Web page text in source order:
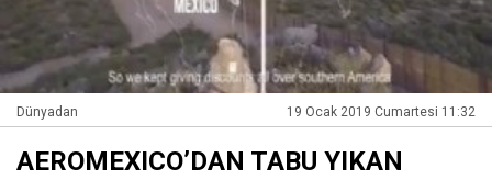
Dünyadan 19 Ocak 2019 Cumartesi 11:32
AEROMEXICO’DAN TABU YIKAN